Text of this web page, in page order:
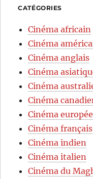
CATÉGORIES
Cinéma africain
Cinéma
Cinéma anglais
Cinéma
Cinéma
Cinéma
Cinéma
Cinéma français
Cinéma indien
Cinéma italien
Cinéma du